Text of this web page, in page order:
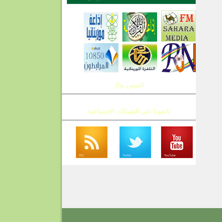
الفيس بوك
تابعونا على الشبكات الإجتماعية